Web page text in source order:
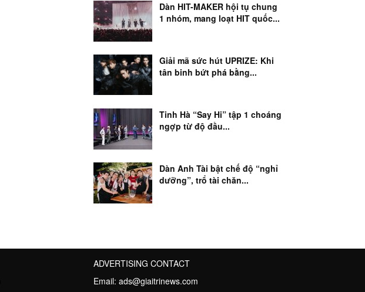
Dàn HIT-MAKER hội tụ chung
1 nhóm, mang loạt HIT quốc...
Giải mã sức hút UPRIZE: Khi
tân binh bứt phá bằng...
Tinh Hà “Say Hi” tập 1 choáng
ngợp từ độ đầu...
Dàn Anh Tài bật chế độ “nghỉ
dưỡng”, trổ tài chăn...
ADVERTISING CONTACT
Email: ads@giaitrinews.com